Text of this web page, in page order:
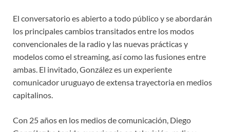
El conversatorio es abierto a todo público y se abordarán
los principales cambios transitados entre los modos
convencionales de la radio y las nuevas prácticas y
modelos como el streaming, así como las fusiones entre
ambas. El invitado, González es un experiente
comunicador uruguayo de extensa trayectoria en medios
capitalinos.
Con 25 años en los medios de comunicación, Diego